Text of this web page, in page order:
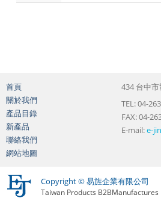
434 台中
TEL: 04-
FAX: 04-
E-mail:e-
首頁
關於我們
產品目錄
新產品
聯絡我們
網站地圖
Copyright © 易旌企業有限公司
Taiwan Products B2BManufactures